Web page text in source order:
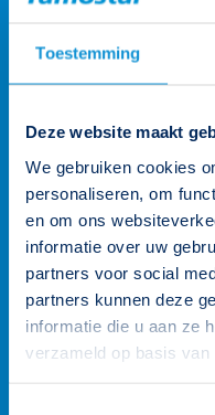
Toestemming
Deze website maakt
We gebruiken cookies
personaliseren, om
en om ons
informatie over uw
partners voor social
partners kunnen deze
informatie die u aan ze
verzameld op basis van
Wij staan